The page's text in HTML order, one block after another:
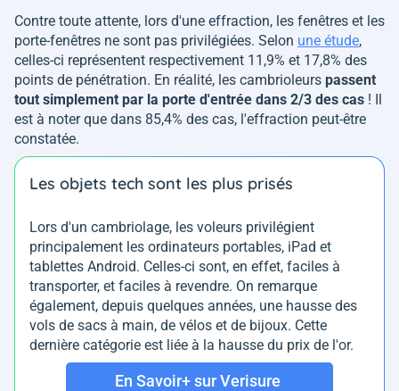
Contre toute attente, lors d'une effraction, les fenêtres et les
porte-fenêtres ne sont pas privilégiées. Selon une étude,
celles-ci représentent respectivement 11,9% et 17,8% des
points de pénétration. En réalité, les cambrioleurs passent
tout simplement par la porte d'entrée dans 2/3 des cas ! Il
est à noter que dans 85,4% des cas, l'effraction peut-être
constatée.
Les objets tech sont les plus prisés
Lors d'un cambriolage, les voleurs privilégient
principalement les ordinateurs portables, iPad et
tablettes Android. Celles-ci sont, en effet, faciles à
transporter, et faciles à revendre. On remarque
également, depuis quelques années, une hausse des
vols de sacs à main, de vélos et de bijoux. Cette
dernière catégorie est liée à la hausse du prix de l'or.
En Savoir+ sur Verisure